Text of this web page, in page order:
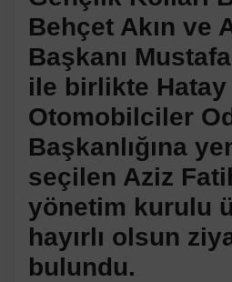
Behçet Akın ve
Başkanı
ile birlikte
Otomobilciler
Başkanlığına
seçilen Aziz
yönetim kurulu
hayırlı olsun
bulundu.